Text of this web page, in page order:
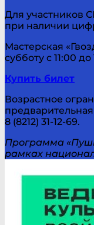
Для участников
при наличии
Мастерская
субботу с 11:00 до
Купить билет
Возрастное
8 (8212) 31-12-69.
Программа
рамках